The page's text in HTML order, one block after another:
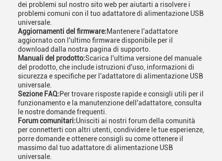
dei problemi sul nostro sito web per aiutarti a risolvere i
problemi comuni con il tuo adattatore di alimentazione USB
universale.
Aggiornamenti del firmware:Mantenere l'adattatore
aggiornato con l'ultimo firmware disponibile per il
download dalla nostra pagina di supporto.
Manuali del prodotto:Scarica l'ultima versione del manuale
del prodotto, che include istruzioni d'uso, informazioni di
sicurezza e specifiche per l'adattatore di alimentazione USB
universale.
Sezione FAQ:Per trovare risposte rapide e consigli utili per il
funzionamento e la manutenzione dell'adattatore, consulta
le nostre domande frequenti.
Forum comunitari:Unisciti ai nostri forum della comunità
per connetterti con altri utenti, condividere le tue esperienze,
porre domande e ottenere consigli su come ottenere il
massimo dal tuo adattatore di alimentazione USB
universale.